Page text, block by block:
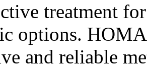
treatment
options.
and reliable